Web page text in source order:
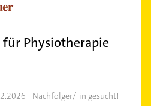
für Physiotherapie
- Nachfolger/-in gesucht!